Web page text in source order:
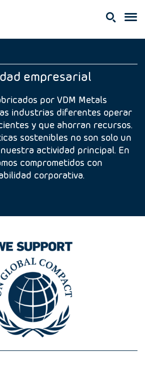
empresarial
por VDM Metals
industrias diferentes operar
y que ahorran recursos.
sostenibles no son solo un
actividad principal. En
comprometidos con
corporativa.